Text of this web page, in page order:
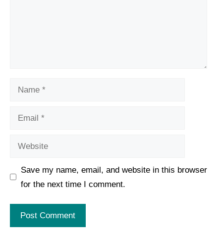
Name
Email
Website
Save my name, email, and website in this browser
for the next time I comment.